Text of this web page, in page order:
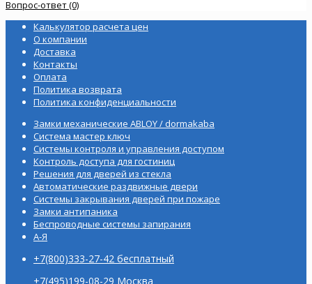
Вопрос-ответ (0)
Калькулятор расчета цен
О компании
Доставка
Контакты
Оплата
Политика возврата
Политика конфиденциальности
Замки механические ABLOY / dormakaba
Система мастер ключ
Системы контроля и управления доступом
Контроль доступа для гостиниц
Решения для дверей из стекла
Автоматические раздвижные двери
Системы закрывания дверей при пожаре
Замки антипаника
Беспроводные системы запирания
А-Я
+7(800)333-27-42 бесплатный
+7(495)199-08-29 Москва